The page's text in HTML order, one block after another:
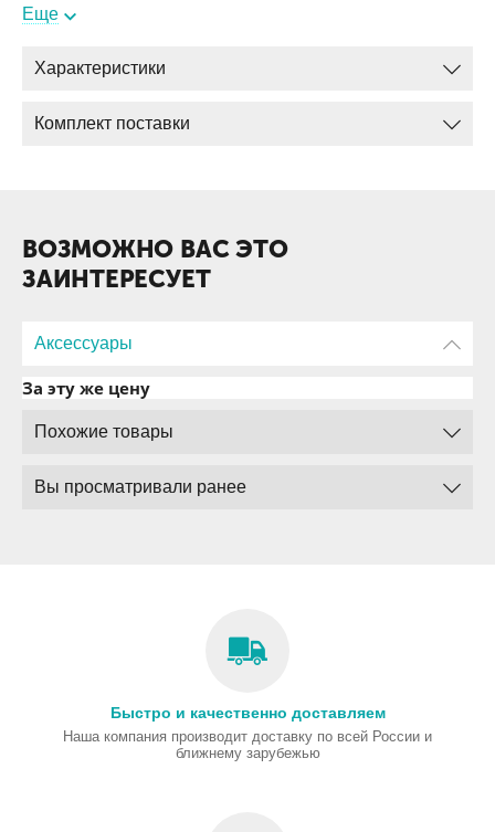
Еще
Характеристики
Комплект поставки
ВОЗМОЖНО ВАС ЭТО
ЗАИНТЕРЕСУЕТ
Аксессуары
За эту же цену
Похожие товары
Вы просматривали ранее
Быстро и качественно доставляем
Наша компания производит доставку по всей России и
ближнему зарубежью